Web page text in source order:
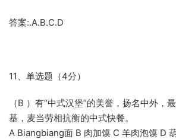
答案:.A.B.C.D
11、单选题（4分）
（B ）有“中式汉堡”的美誉，扬名中外，
基，麦当劳相抗衡的中式快餐。
A Biangbiang面 B 肉加馍 C 羊肉泡馍 D